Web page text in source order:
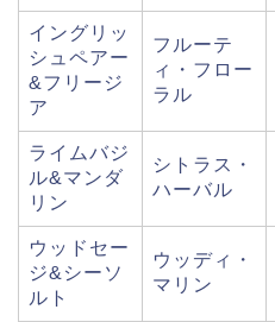
イングリッ
シュペアー
&フリージ
ア
フルーテ
ィ・フロー
ラル
ライムバジ
ル&マンダ
リン
シトラス・
ハーバル
ウッドセー
ジ&シーソ
ルト
ウッディ・
マリン